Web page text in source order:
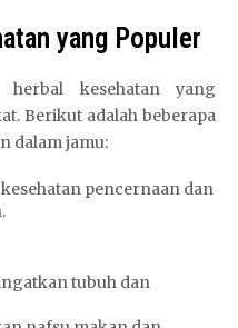
yang Populer
herbal kesehatan yang
Berikut adalah beberapa
dalam jamu:
pencernaan dan
tubuh dan